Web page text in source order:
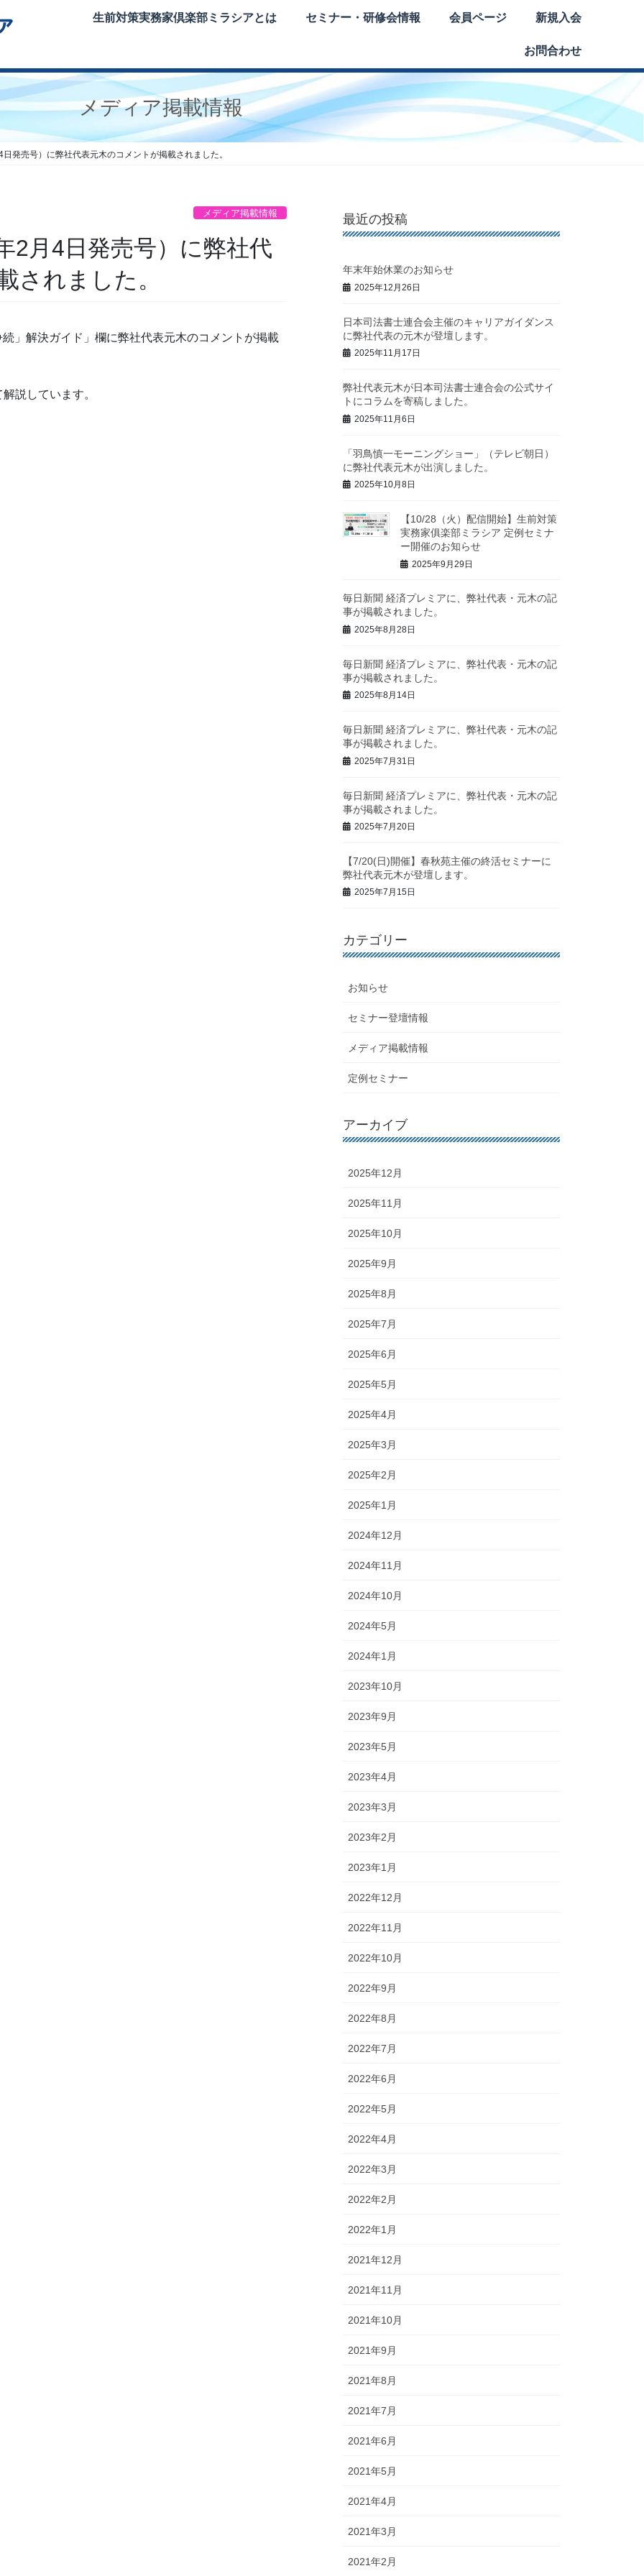
生前対策実務家倶楽部ミラシアとは セミナー・研修会情報 会員ページ 新規入会
お問合わせ
メディア掲載情報
発売号）に弊社代表元木のコメントが掲載されました。
メディア掲載情報
2月4日発売号）に弊社代
されました。
」解決ガイド」欄に弊社代表元木のコメントが掲載
説しています。
最近の投稿
年末年始休業のお知らせ
2025年12月26日
日本司法書士連合会主催のキャリアガイダンス
に弊社代表の元木が登壇します。
2025年11月17日
弊社代表元木が日本司法書士連合会の公式サイ
トにコラムを寄稿しました。
2025年11月6日
「羽鳥慎一モーニングショー」（テレビ朝日）
に弊社代表元木が出演しました。
2025年10月8日
【10/28（火）配信開始】生前対策
実務家俱楽部ミラシア 定例セミナ
ー開催のお知らせ
2025年9月29日
毎日新聞 経済プレミアに、弊社代表・元木の記
事が掲載されました。
2025年8月28日
毎日新聞 経済プレミアに、弊社代表・元木の記
事が掲載されました。
2025年8月14日
毎日新聞 経済プレミアに、弊社代表・元木の記
事が掲載されました。
2025年7月31日
毎日新聞 経済プレミアに、弊社代表・元木の記
事が掲載されました。
2025年7月20日
【7/20(日)開催】春秋苑主催の終活セミナーに
弊社代表元木が登壇します。
2025年7月15日
カテゴリー
お知らせ
セミナー登壇情報
メディア掲載情報
定例セミナー
アーカイブ
2025年12月
2025年11月
2025年10月
2025年9月
2025年8月
2025年7月
2025年6月
2025年5月
2025年4月
2025年3月
2025年2月
2025年1月
2024年12月
2024年11月
2024年10月
2024年5月
2024年1月
2023年10月
2023年9月
2023年5月
2023年4月
2023年3月
2023年2月
2023年1月
2022年12月
2022年11月
2022年10月
2022年9月
2022年8月
2022年7月
2022年6月
2022年5月
2022年4月
2022年3月
2022年2月
2022年1月
2021年12月
2021年11月
2021年10月
2021年9月
2021年8月
2021年7月
2021年6月
2021年5月
2021年4月
2021年3月
2021年2月